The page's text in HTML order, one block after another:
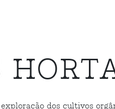
dos cultivos